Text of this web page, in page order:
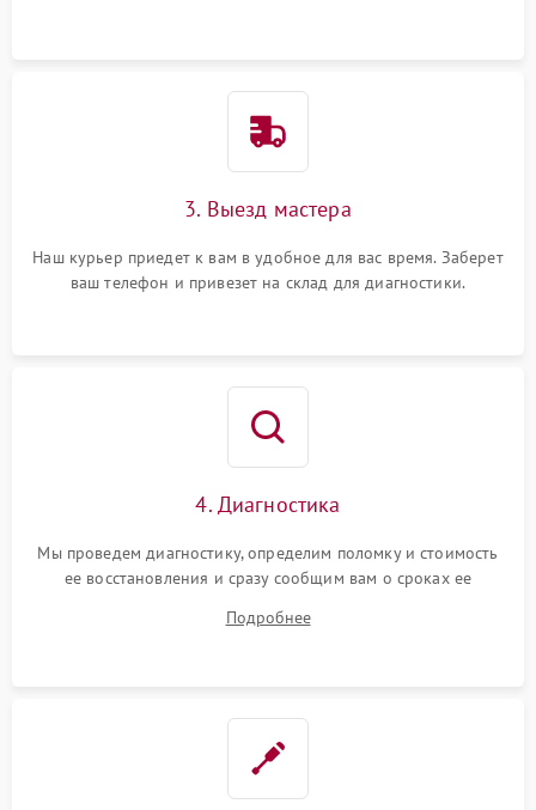
3. Выезд мастера
Наш курьер приедет к вам в удобное для вас время. Заберет
ваш телефон и привезет на склад для диагностики.
4. Диагностика
Мы проведем диагностику, определим поломку и стоимость
ее восстановления и сразу сообщим вам о сроках ее
Подробнее